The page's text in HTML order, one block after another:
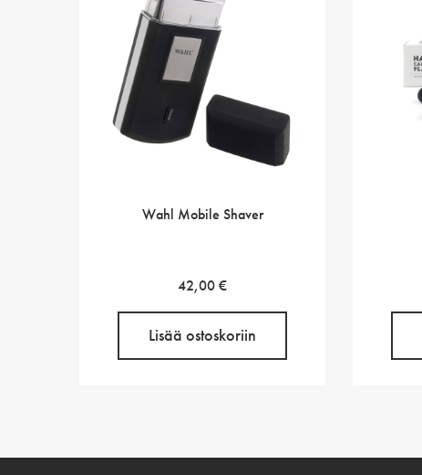
Wahl Mobile Shaver
42,00€
Lisää ostoskoriin